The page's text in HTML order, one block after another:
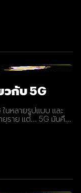
บบพิมพ์เขียว ที่
blueprint หรือแบบ
กับ 5G
นหลายรูปแบบ และ
ยราย แต่… 5G มันคือ
ได้เลยว่ามันกำลังจะ
Generation คือ
นที่ระบบ 4G ที่เราใช้
นั้น แต่รวมถึง
5G คือการพัฒนา 3
ไร้สายต่างๆ ขยาย